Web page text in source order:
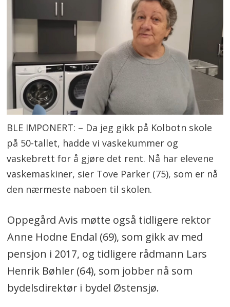
BLE IMPONERT: – Da jeg gikk på Kolbotn skole
på 50-tallet, hadde vi vaskekummer og
vaskebrett for å gjøre det rent. Nå har elevene
vaskemaskiner, sier Tove Parker (75), som er nå
den nærmeste naboen til skolen.
Oppegård Avis møtte også tidligere rektor
Anne Hodne Endal (69), som gikk av med
pensjon i 2017, og tidligere rådmann Lars
Henrik Bøhler (64), som jobber nå som
bydelsdirektør i bydel Østensjø.